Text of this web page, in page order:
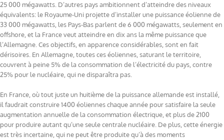
25 000 mégawatts. D’autres pays ambitionnent d’atteindre des niveaux
équivalents: le Royaume-Uni projette d’installer une puissance éolienne de
33 000 mégawatts, les Pays-Bas parlent de 6 000 mégawatts, seulement en
offshore, et la France veut atteindre en dix ans la même puissance que
l’Allemagne. Ces objectifs, en apparence considérables, sont en fait
dérisoires. En Allemagne, toutes ces éoliennes, saturant le territoire,
couvrent à peine 5% de la consommation de l’électricité du pays, contre
25% pour le nucléaire, qui ne disparaîtra pas.
En France, où tout juste un huitième de la puissance allemande est installé,
il faudrait construire 1400 éoliennes chaque année pour satisfaire la seule
augmentation annuelle de la consommation électrique, et plus de 2100
pour produire autant qu’une seule centrale nucléaire. De plus, cette énergie
est très incertaine, qui ne peut être produite qu’à des moments